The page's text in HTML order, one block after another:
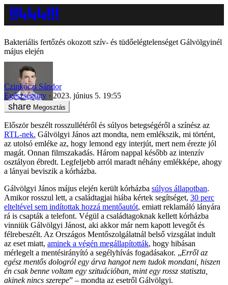
Bakteriális fertőzés okozott szív- és tüdőelégtelenséget Gálvölgyinél
május elején
Czinkóczi Sándor
Egészségügy
2023. június 5. 19:55
Megosztás
Először beszélt rosszullétéről és súlyos betegségéről a színész az
RTL-nek. Gálvölgyi János azt mondta, nem emlékszik, mi történt,
az utolsó emléke az, hogy lemond egy interjút, mert nem érezte jól
magát. Onnan filmszakadás. Három nappal később az intenzív
osztályon ébredt. Legfeljebb arról maradt néhány emlékképe, ahogy
a lányai beviszik a kórházba.
Gálvölgyi János május elején került kórházba súlyos állapotban.
Amikor rosszul lett, a családtagjai hiába kértek segítséget, 30 perc
elteltével sem indítottak hozzá mentőautót, emiatt reklamáló lányára
rá is csapták a telefont. Végül a családtagoknak kellett kórházba
vinniük Gálvölgyi Jánost, aki akkor már nem kapott levegőt és
félrebeszélt. Az Országos Mentőszolgálatnál belső vizsgálat indult
az eset miatt, aminek a végén megállapították, hogy hibásan
mérlegelt a mentésirányító a segélyhívás fogadásakor. „Erről az
egész mentős dologról egy árva hangot nem tudok mondani, hiszen
én csak benne voltam egy szituációban, mint egy rossz statiszta,
akinek nincs szerepe” – mondta az esetről Gálvölgyi.